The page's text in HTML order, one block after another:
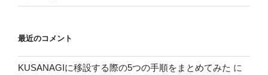
最近のコメント
KUSANAGIに移設する際の5つの手順をまとめてみた に